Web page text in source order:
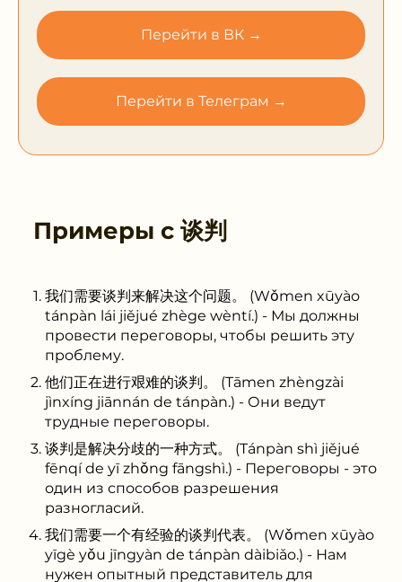
Перейти в ВК →
Перейти в Телеграм →
Примеры с 谈判
我们需要谈判来解决这个问题。 (Wǒmen xūyào
tánpàn lái jiějué zhège wèntí.) - Мы должны
провести переговоры, чтобы решить эту
проблему.
他们正在进行艰难的谈判。 (Tāmen zhèngzài
jìnxíng jiānnán de tánpàn.) - Они ведут
трудные переговоры.
谈判是解决分歧的一种方式。 (Tánpàn shì jiějué
fēnqí de yī zhǒng fāngshì.) - Переговоры - это
один из способов разрешения
разногласий.
我们需要一个有经验的谈判代表。 (Wǒmen xūyào
yīgè yǒu jīngyàn de tánpàn dàibiǎo.) - Нам
нужен опытный представитель для